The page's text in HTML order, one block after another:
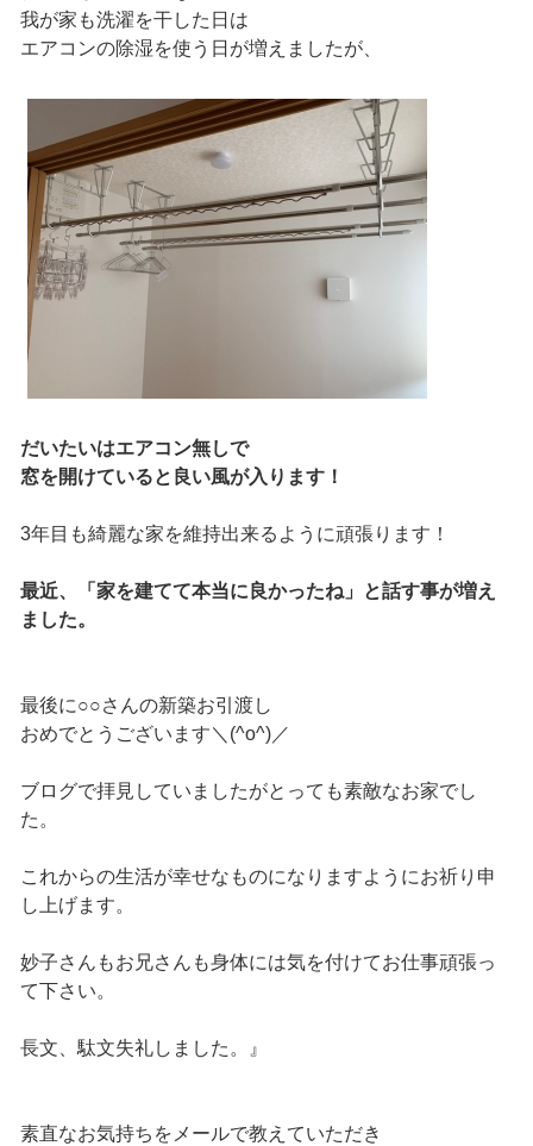
我が家も洗濯を干した日は
エアコンの除湿を使う日が増えましたが、
だいたいはエアコン無しで
窓を開けていると良い風が入ります！
3年目も綺麗な家を維持出来るように頑張ります！
最近、「家を建てて本当に良かったね」と話す事が増え
ました。
最後に○○さんの新築お引渡し
おめでとうございます＼(^o^)／
ブログで拝見していましたがとっても素敵なお家でし
た。
これからの生活が幸せなものになりますようにお祈り申
し上げます。
妙子さんもお兄さんも身体には気を付けてお仕事頑張っ
て下さい。
長文、駄文失礼しました。』
素直なお気持ちをメールで教えていただき